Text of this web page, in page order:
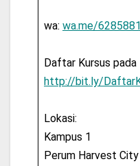
wa: wa.me/
Daftar Kursus pada
http://bit.ly/
Lokasi:
Kampus 1
Perum Harvest